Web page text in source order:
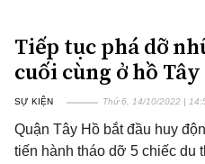
Tiếp tục phá dỡ
cuối cùng ở hồ Tây
SỰ KIỆN Thứ 6, 14/10/2022 |
Quận Tây Hồ bắt đầu huy
tiến hành tháo dỡ 5 chiếc du